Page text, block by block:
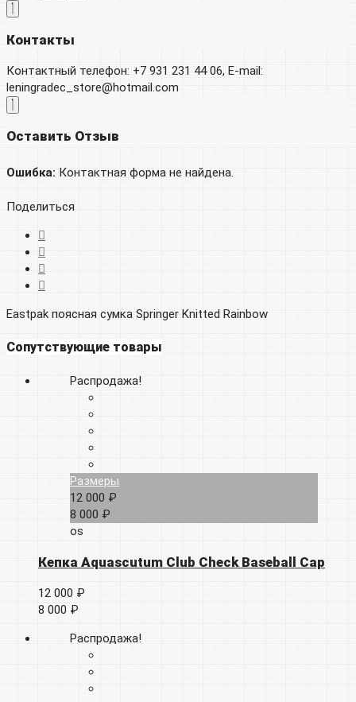
Контакты
Контактный телефон: +7 931 231 44 06, E-mail:
leningradec_store@hotmail.com
Оставить Отзыв
Ошибка: Контактная форма не найдена.
Поделиться
Eastpak поясная сумка Springer Knitted Rainbow
Сопутствующие товары
Распродажа!
Размеры
12 000 ₽
8 000 ₽
os
Кепка Aquascutum Club Check Baseball Cap
12 000 ₽
8 000 ₽
Распродажа!